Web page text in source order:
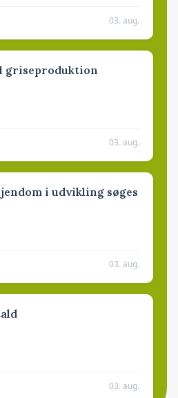
03. aug.
griseproduktion
03. aug.
i udvikling søges
03. aug.
03. aug.